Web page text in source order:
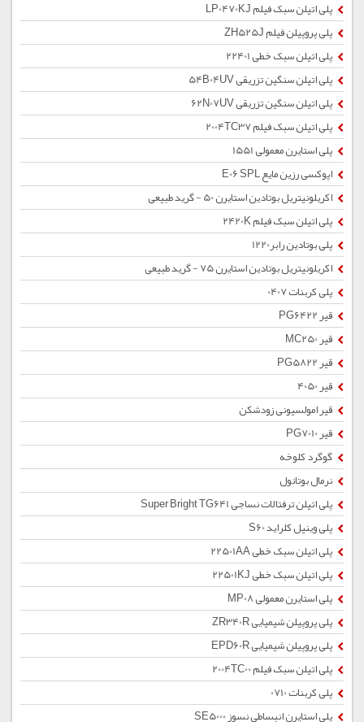
پلی اتیلن سبک فیلم LP0470KJ
پلی پروپیلن فیلم ZH525J
پلی اتیلن سبک خطی 22401
پلی اتیلن سنگین تزریقی 54B04UV
پلی اتیلن سنگین تزریقی 62N07UV
پلی اتیلن سبک فیلم 2004TC37
پلی استایرن معمولی 1551
اپوکسی رزین مایع E06 SPL
اکریلونیتریل بوتادین استایرن 50 - گرید طبیعی
پلی اتیلن سبک فیلم 2420K
پلی بوتادین رابر1220
اکریلونیتریل بوتادین استایرن 75 - گرید طبیعی
پلی کربنات 0407
قیر PG6422
قیر MC250
قیر PG5822
قیر 4050
قیر امولسیونی زودشکن
قیر PG7010
گوگرد کلوخه
نرمال بوتانول
پلی اتیلن ترفتالات نساجی Super Bright TG641
پلی وینیل کلراید S60
پلی اتیلن سبک خطی 22501AA
پلی اتیلن سبک خطی 22501KJ
پلی استایرن معمولی MP08
پلی پروپیلن شیمیایی ZR340R
پلی پروپیلن شیمیایی EPD60R
پلی اتیلن سبک فیلم 2004TC00
پلی کربنات 0710
پلی استایرن انبساطی نسوز SE5000